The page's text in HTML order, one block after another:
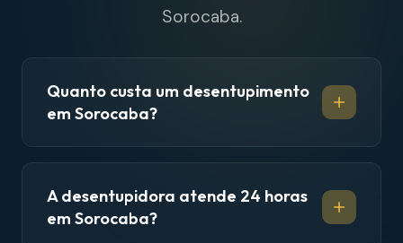
Sorocaba.
Quanto custa um desentupimento
em Sorocaba?
A desentupidora atende 24 horas
em Sorocaba?